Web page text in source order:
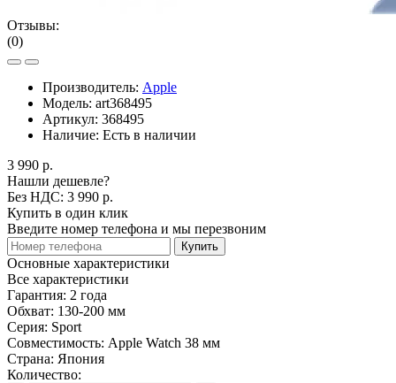
Отзывы:
(0)
Производитель: Apple
Модель: art368495
Артикул: 368495
Наличие: Есть в наличии
3 990 р.
Нашли дешевле?
Без НДС: 3 990 р.
Купить в один клик
Введите номер телефона и мы перезвоним
Купить
Основные характеристики
Все характеристики
Гарантия: 2 года
Обхват: 130-200 мм
Серия: Sport
Совместимость: Apple Watch 38 мм
Страна: Япония
Количество: